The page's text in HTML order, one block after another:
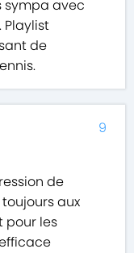
sympa avec
de
de
aux
pour les
9